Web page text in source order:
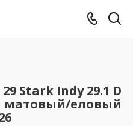
Stark Indy 29.1 D
матовый/еловый